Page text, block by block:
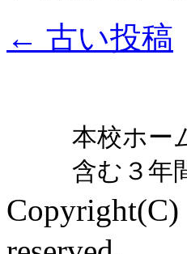
← 古い投稿
本校ホー
含む３年